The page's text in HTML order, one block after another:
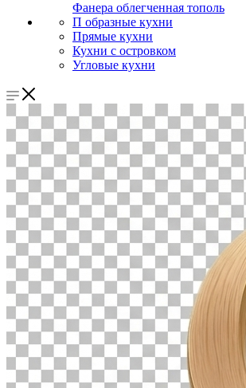
Фанера облегченная тополь
П образные кухни
Прямые кухни
Кухни с островком
Угловые кухни